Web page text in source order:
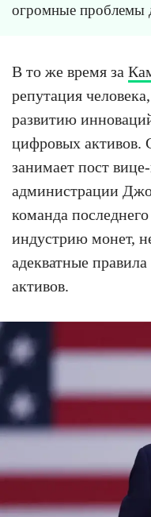
огромные проблемы
В то же время за
репутация
развитию
цифровых активов.
занимает пост
администрации
команда
индустрию монет,
адекватные
активов.